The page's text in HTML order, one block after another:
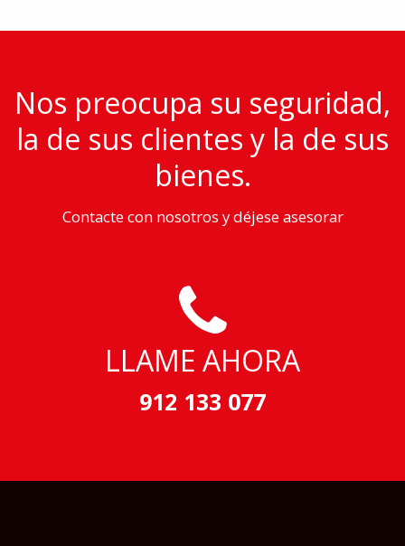
Nos preocupa su seguridad,
la de sus clientes y la de sus
bienes.
Contacte con nosotros y déjese asesorar
LLAME AHORA
912 133 077